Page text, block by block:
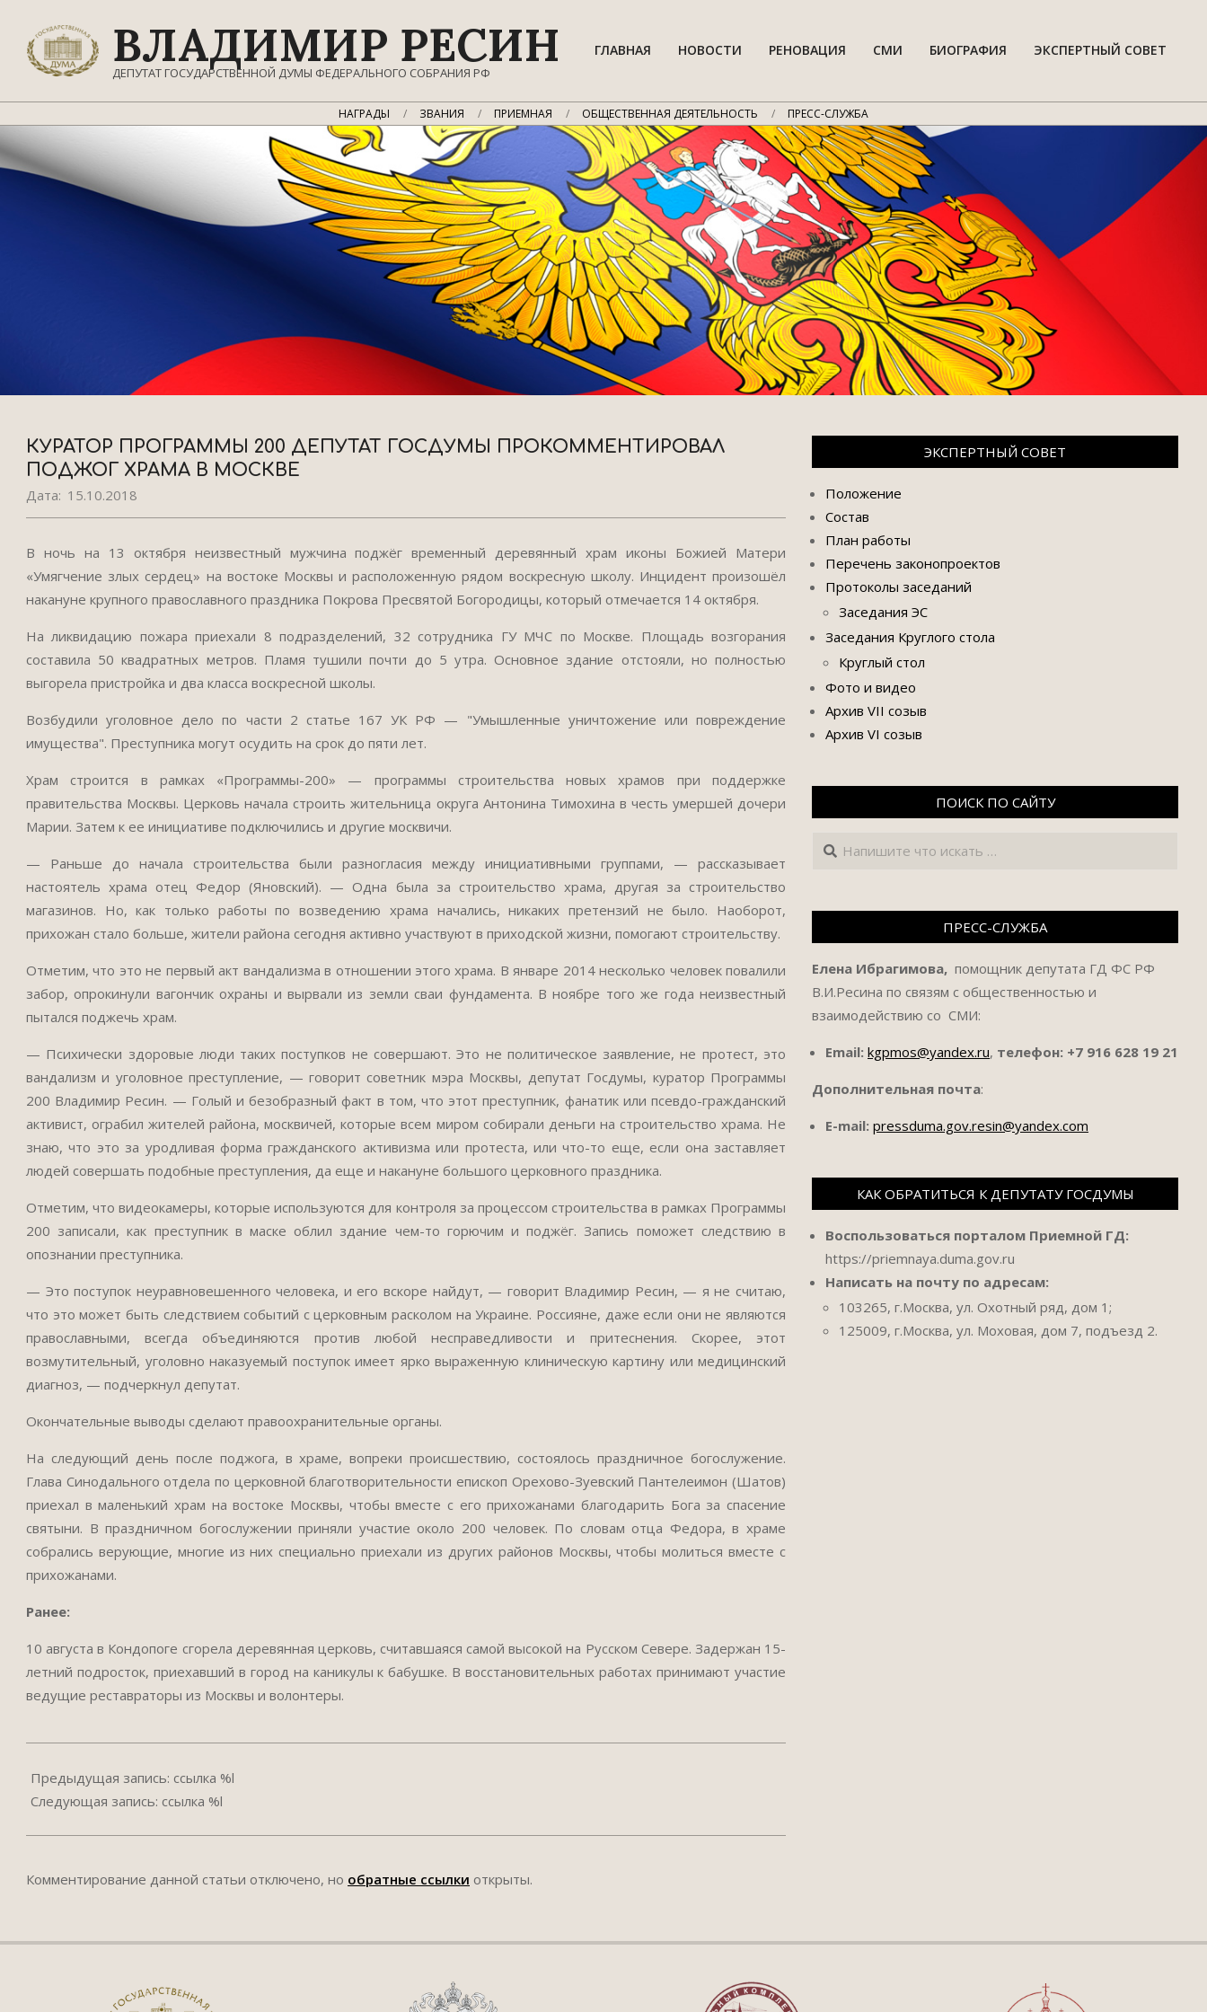
содержимому
ВЛАДИМИР РЕСИН
ДЕПУТАТ ГОСУДАРСТВЕННОЙ ДУМЫ ФЕДЕРАЛЬНОГО СОБРАНИЯ РФ
ГЛАВНАЯ НОВОСТИ РЕНОВАЦИЯ СМИ БИОГРАФИЯ ЭКСПЕРТНЫЙ СОВЕТ
НАГРАДЫ ЗВАНИЯ ПРИЕМНАЯ ОБЩЕСТВЕННАЯ ДЕЯТЕЛЬНОСТЬ ПРЕСС-СЛУЖБА
КУРАТОР ПРОГРАММЫ 200 ДЕПУТАТ ГОСДУМЫ ПРОКОММЕНТИРОВАЛ
ПОДЖОГ ХРАМА В МОСКВЕ
Дата: 15.10.2018
В ночь на 13 октября неизвестный мужчина поджёг временный деревянный храм иконы Божией Матери
«Умягчение злых сердец» на востоке Москвы и расположенную рядом воскресную школу. Инцидент произошёл
накануне крупного православного праздника Покрова Пресвятой Богородицы, который отмечается 14 октября.
На ликвидацию пожара приехали 8 подразделений, 32 сотрудника ГУ МЧС по Москве. Площадь возгорания
составила 50 квадратных метров. Пламя тушили почти до 5 утра. Основное здание отстояли, но полностью
выгорела пристройка и два класса воскресной школы.
Возбудили уголовное дело по части 2 статье 167 УК РФ — "Умышленные уничтожение или повреждение
имущества". Преступника могут осудить на срок до пяти лет.
Храм строится в рамках «Программы-200» — программы строительства новых храмов при поддержке
правительства Москвы. Церковь начала строить жительница округа Антонина Тимохина в честь умершей дочери
Марии. Затем к ее инициативе подключились и другие москвичи.
— Раньше до начала строительства были разногласия между инициативными группами, — рассказывает
настоятель храма отец Федор (Яновский). — Одна была за строительство храма, другая за строительство
магазинов. Но, как только работы по возведению храма начались, никаких претензий не было. Наоборот,
прихожан стало больше, жители района сегодня активно участвуют в приходской жизни, помогают строительству.
Отметим, что это не первый акт вандализма в отношении этого храма. В январе 2014 несколько человек повалили
забор, опрокинули вагончик охраны и вырвали из земли сваи фундамента. В ноябре того же года неизвестный
пытался поджечь храм.
— Психически здоровые люди таких поступков не совершают. Это не политическое заявление, не протест, это
вандализм и уголовное преступление, — говорит советник мэра Москвы, депутат Госдумы, куратор Программы
200 Владимир Ресин. — Голый и безобразный факт в том, что этот преступник, фанатик или псевдо-гражданский
активист, ограбил жителей района, москвичей, которые всем миром собирали деньги на строительство храма. Не
знаю, что это за уродливая форма гражданского активизма или протеста, или что-то еще, если она заставляет
людей совершать подобные преступления, да еще и накануне большого церковного праздника.
Отметим, что видеокамеры, которые используются для контроля за процессом строительства в рамках Программы
200 записали, как преступник в маске облил здание чем-то горючим и поджёг. Запись поможет следствию в
опознании преступника.
— Это поступок неуравновешенного человека, и его вскоре найдут, — говорит Владимир Ресин, — я не считаю,
что это может быть следствием событий с церковным расколом на Украине. Россияне, даже если они не являются
православными, всегда объединяются против любой несправедливости и притеснения. Скорее, этот
возмутительный, уголовно наказуемый поступок имеет ярко выраженную клиническую картину или медицинский
диагноз, — подчеркнул депутат.
Окончательные выводы сделают правоохранительные органы.
На следующий день после поджога, в храме, вопреки происшествию, состоялось праздничное богослужение.
Глава Синодального отдела по церковной благотворительности епископ Орехово-Зуевский Пантелеимон (Шатов)
приехал в маленький храм на востоке Москвы, чтобы вместе с его прихожанами благодарить Бога за спасение
святыни. В праздничном богослужении приняли участие около 200 человек. По словам отца Федора, в храме
собрались верующие, многие из них специально приехали из других районов Москвы, чтобы молиться вместе с
прихожанами.
Ранее:
10 августа в Кондопоге сгорела деревянная церковь, считавшаяся самой высокой на Русском Севере. Задержан 15-
летний подросток, приехавший в город на каникулы к бабушке. В восстановительных работах принимают участие
ведущие реставраторы из Москвы и волонтеры.
10-
15
Предыдущая запись: ссылка %l
Следующая запись: ссылка %l
Комментирование данной статьи отключено, но обратные ссылки открыты.
ЭКСПЕРТНЫЙ СОВЕТ
Положение
Состав
План работы
Перечень законопроектов
Протоколы заседаний
Заседания ЭС
Заседания Круглого стола
Круглый стол
Фото и видео
Архив VII созыв
Архив VI созыв
ПОИСК ПО САЙТУ
Поиск
ПРЕСС-СЛУЖБА
Елена Ибрагимова, помощник депутата ГД ФС РФ
В.И.Ресина по связям с общественностью и
взаимодействию со СМИ:
Email: kgpmos@yandex.ru, телефон: +7 916 628 19 21
Дополнительная почта:
E-mail: pressduma.gov.resin@yandex.com
КАК ОБРАТИТЬСЯ К ДЕПУТАТУ ГОСДУМЫ
Воспользоваться порталом Приемной ГД:
https://priemnaya.duma.gov.ru
Написать на почту по адресам:
103265, г.Москва, ул. Охотный ряд, дом 1;
125009, г.Москва, ул. Моховая, дом 7, подъезд 2.